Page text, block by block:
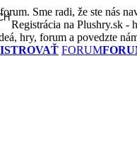
Sme radi, že ste nás
na Plushry.sk -
hry, forum a povedzte
FORUM